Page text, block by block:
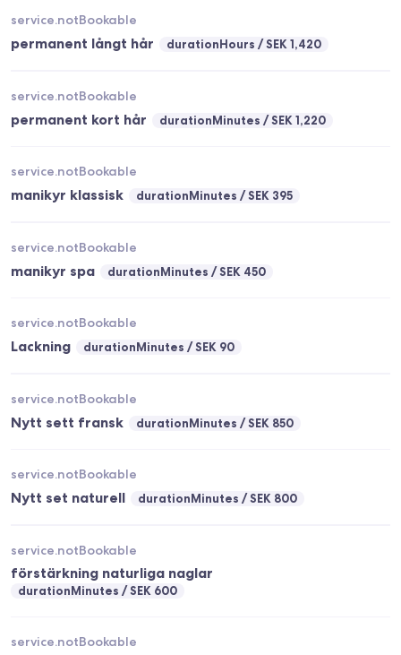
permanent långt hår durationHours SEK 1,420
service.notBookable
permanent kort hår durationMinutes SEK 1,220
service.notBookable
manikyr klassisk durationMinutes SEK 395
service.notBookable
manikyr spa durationMinutes SEK 450
service.notBookable
Lackning durationMinutes SEK 90
service.notBookable
Nytt sett fransk durationMinutes SEK 850
service.notBookable
Nytt set naturell durationMinutes SEK 800
service.notBookable
förstärkning naturliga naglar
durationMinutes SEK 600
service.notBookable
service.notBookable